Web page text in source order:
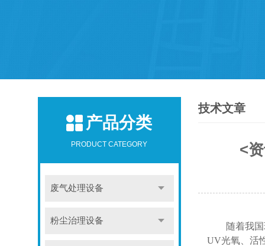
产品分类
PRODUCT CATEGORY
废气处理设备
粉尘治理设备
技术文章
<
随着我
UV光氧、活